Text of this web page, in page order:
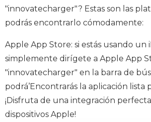
"innovatecharger"? Estas son las
podrás encontrarlo cómodamente:
Apple App Store: si estás usando un
simplemente dirígete a Apple App
"innovatecharger" en la barra de
podrá’Encontrarás la aplicación lista
¡Disfruta de una integración
dispositivos Apple!